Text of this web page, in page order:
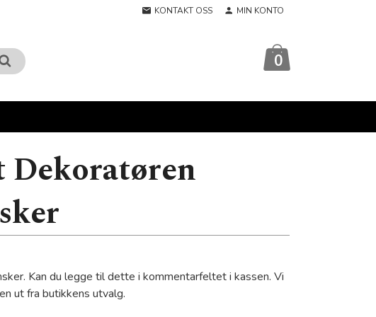
KONTAKT OSS MIN KONTO
0
Dekoratøren
Kan du legge til dette i kommentarfeltet i kassen. Vi
ut fra butikkens utvalg.